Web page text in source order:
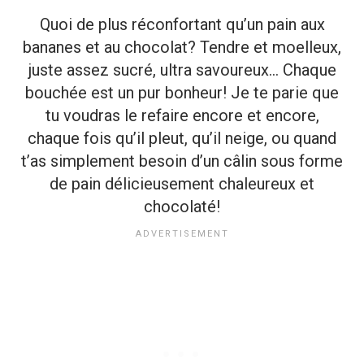
Quoi de plus réconfortant qu’un pain aux
bananes et au chocolat? Tendre et moelleux,
juste assez sucré, ultra savoureux… Chaque
bouchée est un pur bonheur! Je te parie que
tu voudras le refaire encore et encore,
chaque fois qu’il pleut, qu’il neige, ou quand
t’as simplement besoin d’un câlin sous forme
de pain délicieusement chaleureux et
chocolaté!